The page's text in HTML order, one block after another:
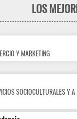
LOS
Y MARKETING
SOCIOCULTURALES Y